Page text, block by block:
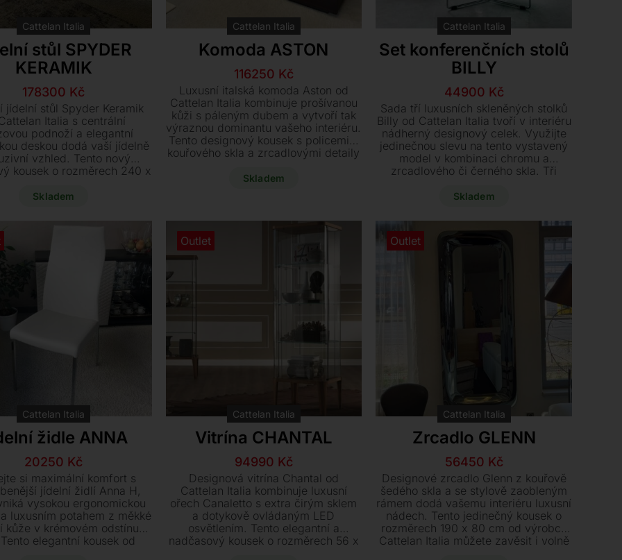
Cattelan Italia
stůl SPYDER
KERAMIK
Původní
cena
byla:
198100 Kč.
178300 Kč
Aktuální
cena
je:
178300 Kč.
jídelní stůl Spyder Keramik
Italia s centrální
podnoží a elegantní
deskou dodá vaší jídelně
vzhled. Tento nový
kousek o rozměrech 240 x
cenu. Dopřejte si italskou
Skladem
Cattelan Italia
Komoda ASTON
Původní
cena
byla:
129150 Kč.
116250 Kč
Aktuální
cena
je:
116250 Kč.
Luxusní italská komoda Aston od
Cattelan Italia kombinuje prošívanou
kůži s páleným dubem a vytvoří tak
výraznou dominantu vašeho interiéru.
Tento designový kousek s policemi z
kouřového skla a zrcadlovými detaily
nyní k dispozici za akční cenu se
Skladem
Cattelan Italia
Set konferenčních stolů
BILLY
Původní
cena
byla:
80850 Kč.
44900 Kč
Aktuální
cena
je:
44900 Kč.
Sada tří luxusních skleněných stolků
Billy od Cattelan Italia tvoří v interiéru
nádherný designový celek. Využijte
jedinečnou slevu na tento vystavený
model v kombinaci chromu a
zrcadlového či černého skla. Tři
obývacímu pokoji dynamický a
Skladem
Cattelan Italia
židle ANNA
Původní
cena
byla:
22500 Kč.
20250 Kč
Aktuální
cena
je:
20250 Kč.
si maximální komfort s
jídelní židlí Anna H,
vysokou ergonomickou
luxusním potahem z měkké
kůže v krémovém odstínu
elegantní kousek od
Outlet
Cattelan Italia
Vitrína CHANTAL
Původní
cena
byla:
105524 Kč.
94990 Kč
Aktuální
cena
je:
94990 Kč.
Designová vitrína Chantal od
Cattelan Italia kombinuje luxusní
ořech Canaletto s extra čirým sklem
a dotykově ovládaným LED
osvětlením. Tento elegantní a
nadčasový kousek o rozměrech 56 x
Outlet
Cattelan Italia
Zrcadlo GLENN
Původní
cena
byla:
62750 Kč.
56450 Kč
Aktuální
cena
je:
56450 Kč.
Designové zrcadlo Glenn z kouřově
šedého skla a se stylově zaobleným
rámem dodá vašemu interiéru luxusní
nádech. Tento jedinečný kousek o
rozměrech 190 x 80 cm od výrobce
Cattelan Italia můžete zavěsit i volně